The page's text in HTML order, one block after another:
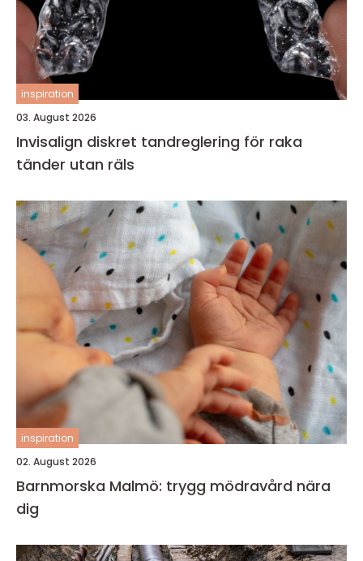
inspiration
03. August 2026
Invisalign diskret tandreglering för raka
tänder utan räls
inspiration
02. August 2026
Barnmorska Malmö: trygg mödravård nära
dig